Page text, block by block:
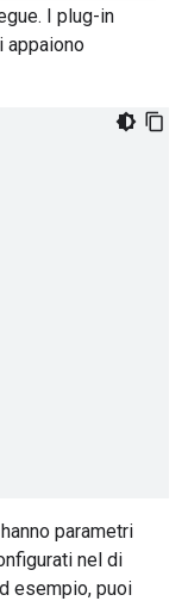
I plug-in
appaiono
parametri
nel di
esempio, puoi